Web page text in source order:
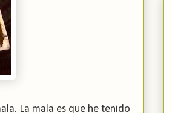
La mala es que he tenido